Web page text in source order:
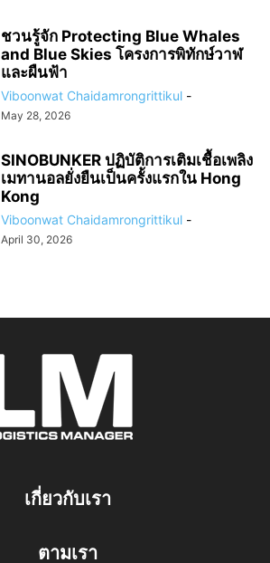
ชวนรู้จัก Protecting Blue Whales
and Blue Skies โครงการพิทักษ์วาฬ
และผืนฟ้า
Viboonwat Chaidamrongrittikul -
May 28, 2026
SINOBUNKER ปฏิบัติการเติมเชื้อเพลิง
เมทานอลยั่งยืนเป็นครั้งแรกใน Hong
Kong
Viboonwat Chaidamrongrittikul -
April 30, 2026
เกี่ยวกับเรา
ตามเรา